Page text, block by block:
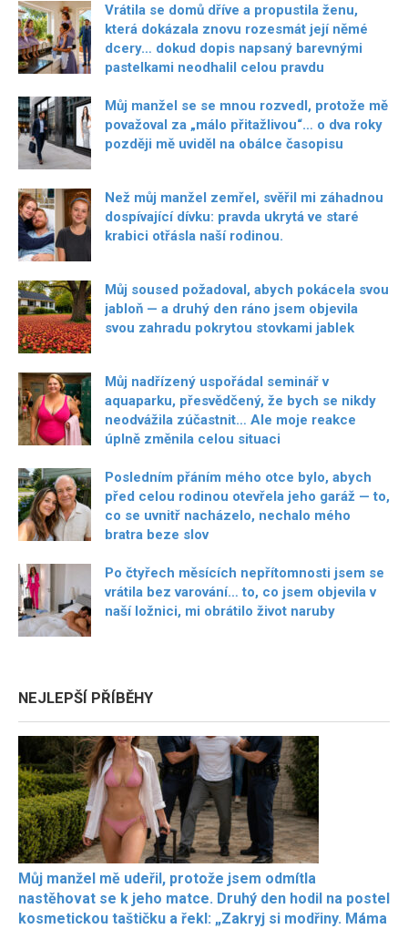
Vrátila se domů dříve a propustila ženu,
která dokázala znovu rozesmát její němé
dcery… dokud dopis napsaný barevnými
pastelkami neodhalil celou pravdu
Můj manžel se se mnou rozvedl, protože mě
považoval za „málo přitažlivou“… o dva roky
později mě uviděl na obálce časopisu
Než můj manžel zemřel, svěřil mi záhadnou
dospívající dívku: pravda ukrytá ve staré
krabici otřásla naší rodinou.
Můj soused požadoval, abych pokácela svou
jabloň — a druhý den ráno jsem objevila
svou zahradu pokrytou stovkami jablek
Můj nadřízený uspořádal seminář v
aquaparku, přesvědčený, že bych se nikdy
neodvážila zúčastnit… Ale moje reakce
úplně změnila celou situaci
Posledním přáním mého otce bylo, abych
před celou rodinou otevřela jeho garáž — to,
co se uvnitř nacházelo, nechalo mého
bratra beze slov
Po čtyřech měsících nepřítomnosti jsem se
vrátila bez varování… to, co jsem objevila v
naší ložnici, mi obrátilo život naruby
NEJLEPŠÍ PŘÍBĚHY
Můj manžel mě udeřil, protože jsem odmítla
nastěhovat se k jeho matce. Druhý den hodil na postel
kosmetickou taštičku a řekl: „Zakryj si modřiny. Máma